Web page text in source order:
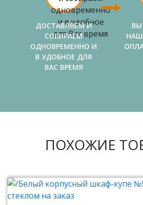
ДОСТАВЛЯЕМ И
СОБИРАЕМ
ОДНОВРЕМЕННО И
В УДОБНОЕ ДЛЯ
ВАС ВРЕМЯ
ПОХОЖИЕ